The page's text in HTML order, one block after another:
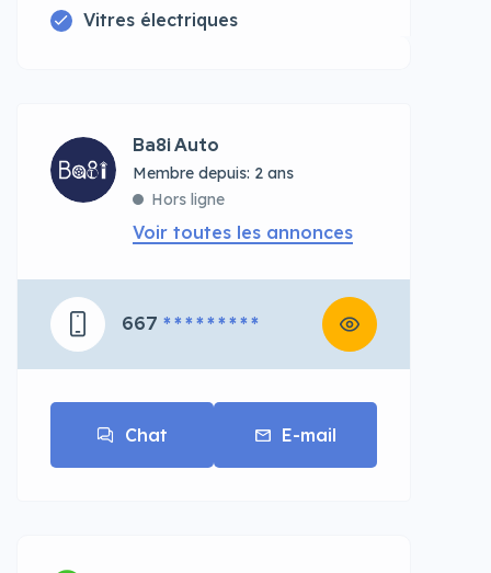
Vitres électriques
Ba8i Auto
Membre depuis: 2 ans
Hors ligne
Voir toutes les annonces
667 * * * * * * * * *
Chat E-mail